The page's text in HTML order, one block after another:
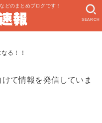
どのまとめブログです！
SEARCH
る！！
て情報を発信していま